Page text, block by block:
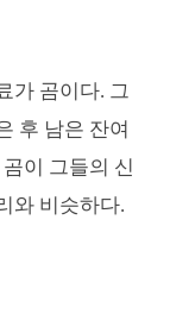
가 곰이다. 그
후 남은 잔여
곰이 그들의 신
와 비슷하다.